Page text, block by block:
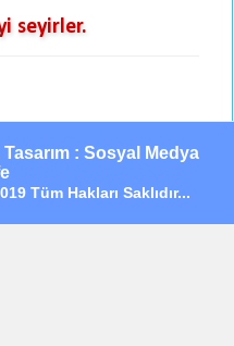
seyirler.
: Sosyal Medya
Tüm Hakları Saklıdır...